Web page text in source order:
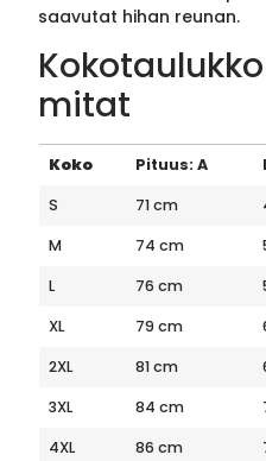
saavutat hihan reunan.
mitat
Koko Pituus: A
S
71 cm
M
74 cm
L
76 cm
XL
79 cm
2XL
81 cm
3XL
84 cm
4XL
86 cm